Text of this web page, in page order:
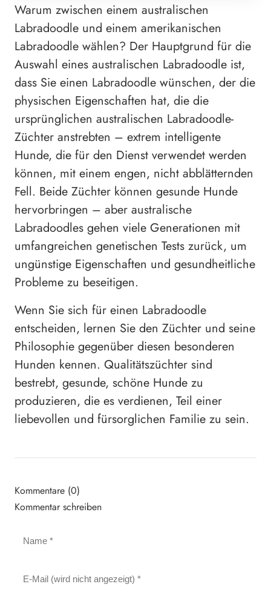
Warum zwischen einem australischen
Labradoodle und einem amerikanischen
Labradoodle wählen? Der Hauptgrund für die
Auswahl eines australischen Labradoodle ist,
dass Sie einen Labradoodle wünschen, der die
physischen Eigenschaften hat, die die
ursprünglichen australischen Labradoodle-
Züchter anstrebten – extrem intelligente
Hunde, die für den Dienst verwendet werden
können, mit einem engen, nicht abblätternden
Fell. Beide Züchter können gesunde Hunde
hervorbringen – aber australische
Labradoodles gehen viele Generationen mit
umfangreichen genetischen Tests zurück, um
ungünstige Eigenschaften und gesundheitliche
Probleme zu beseitigen.
Wenn Sie sich für einen Labradoodle
entscheiden, lernen Sie den Züchter und seine
Philosophie gegenüber diesen besonderen
Hunden kennen. Qualitätszüchter sind
bestrebt, gesunde, schöne Hunde zu
produzieren, die es verdienen, Teil einer
liebevollen und fürsorglichen Familie zu sein.
Kommentare (0)
Kommentar schreiben